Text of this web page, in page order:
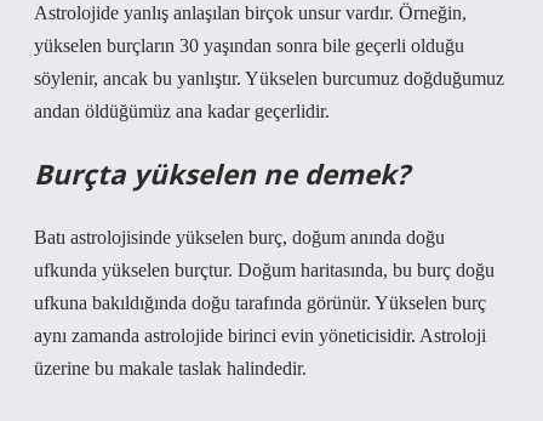
Astrolojide yanlış anlaşılan birçok unsur vardır. Örneğin,
yükselen burçların 30 yaşından sonra bile geçerli olduğu
söylenir, ancak bu yanlıştır. Yükselen burcumuz doğduğumuz
andan öldüğümüz ana kadar geçerlidir.
Burçta yükselen ne demek?
Batı astrolojisinde yükselen burç, doğum anında doğu
ufkunda yükselen burçtur. Doğum haritasında, bu burç doğu
ufkuna bakıldığında doğu tarafında görünür. Yükselen burç
aynı zamanda astrolojide birinci evin yöneticisidir. Astroloji
üzerine bu makale taslak halindedir.